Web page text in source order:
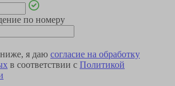
по номеру
я даю согласие на обработку
в соответствии с Политикой